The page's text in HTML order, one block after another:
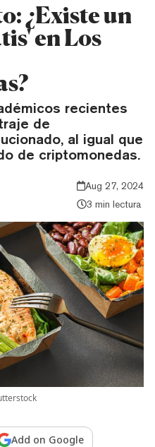
¿Existe un
en Los
recientes
de
al igual que
de criptomonedas.
Aug 27, 2024
3 min lectura
Add on Google